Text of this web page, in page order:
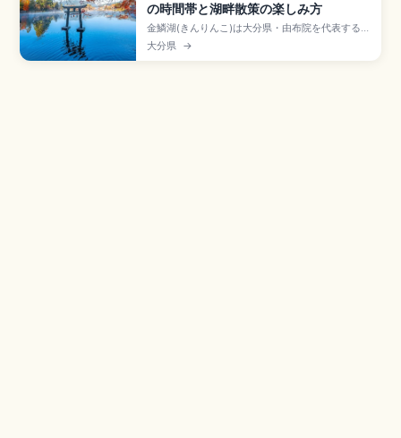
の時間帯と湖畔散策の楽しみ方
金鱗湖(きんりんこ)は大分県・由布院を代表する小
さな湖で、秋〜冬の早朝に湖面から立ち上る幻想
的な朝霧で知られる景勝地。湧水と温泉水が関わ
大分県 →